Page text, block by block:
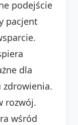
podejście
pacjent
dla
zdrowienia.
rozwój.
wśród